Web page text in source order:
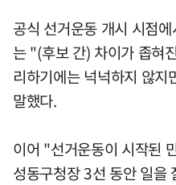
공식 선거운동 개시 시점
는 "(후보 간) 차이가 좁혀
리하기에는 넉넉하지 않
말했다.
이어 "선거운동이 시작된
성동구청장 3선 동안 일을